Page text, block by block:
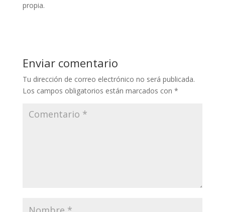
propia.
Enviar comentario
Tu dirección de correo electrónico no será publicada.
Los campos obligatorios están marcados con *